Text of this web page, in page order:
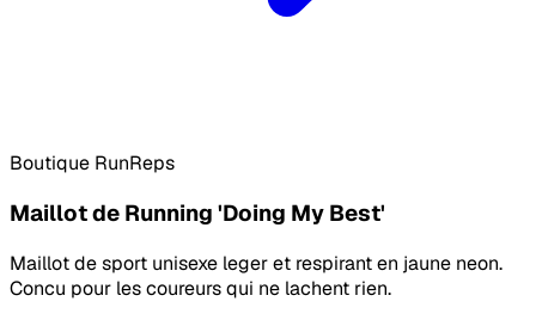
Boutique RunReps
Maillot de Running 'Doing My Best'
Maillot de sport unisexe leger et respirant en jaune neon.
Concu pour les coureurs qui ne lachent rien.